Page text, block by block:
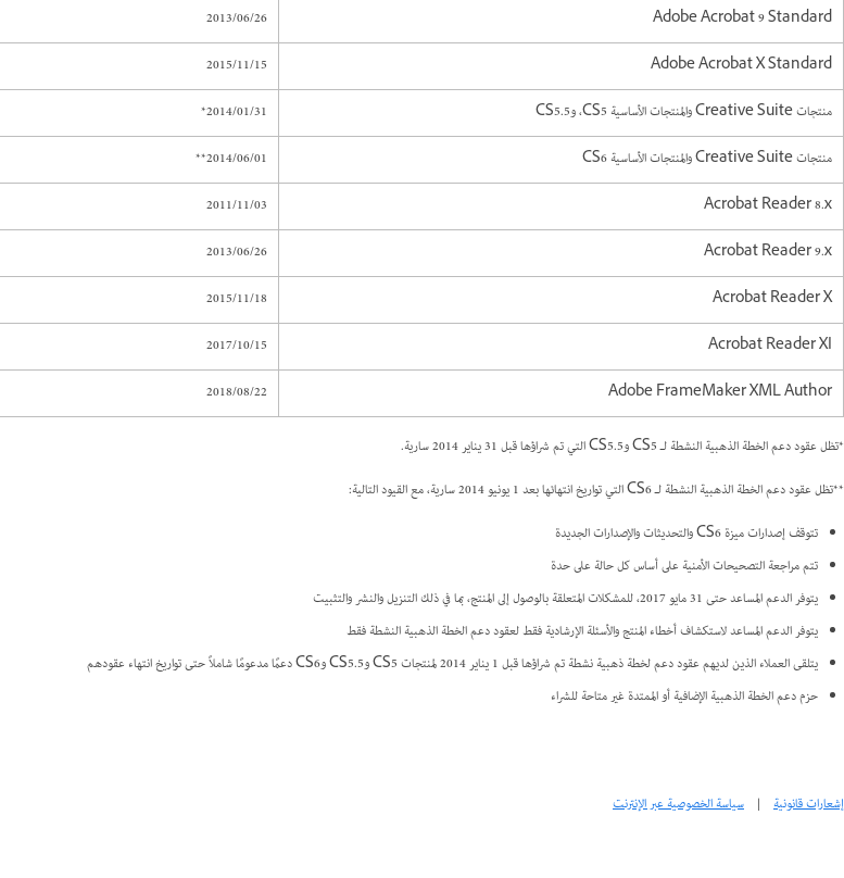
Adobe Acrobat 9 Standard
2013/06/26
Adobe Acrobat X Standard
2015/11/15
منتجات Creative Suite والمنتجات الأساسية CS5، وCS5.5
2014/01/31*
منتجات Creative Suite والمنتجات الأساسية CS6
2014/06/01**
Acrobat Reader 8.x
2011/11/03
Acrobat Reader 9.x
2013/06/26
Acrobat Reader X
2015/11/18
Acrobat Reader XI
2017/10/15
Adobe FrameMaker XML Author
2018/08/22
*تظل عقود دعم الخطة الذهبية النشطة لـ CS5 وCS5.5 التي تم شراؤها قبل 31 يناير 2014 سارية.
**تظل عقود دعم الخطة الذهبية النشطة لـ CS6 التي تواريخ انتهائها بعد 1 يونيو 2014 سارية، مع القيود التالية:
تتوقف إصدارات ميزة CS6 والتحديثات والإصدارات الجديدة
تتم مراجعة التصحيحات الأمنية على أساس كل حالة على حدة
يتوفر الدعم المساعد حتى 31 مايو 2017، للمشكلات المتعلقة بالوصول إلى المنتج، بما في ذلك التنزيل والنشر والتثبيت
يتوفر الدعم المساعد لاستكشاف أخطاء المنتج والأسئلة الإرشادية فقط لعقود دعم الخطة الذهبية النشطة فقط
يتلقى العملاء الذين لديهم عقود دعم لخطة ذهبية نشطة تم شراؤها قبل 1 يناير 2014 لمنتجات CS5 وCS5.5 وCS6 دعمًا مدعومًا شاملاً حتى تواريخ انتهاء عقودهم
حزم دعم الخطة الذهبية الإضافية أو الممتدة غير متاحة للشراء
إشعارات قانونية | سياسة الخصوصية عبر الإنترنت